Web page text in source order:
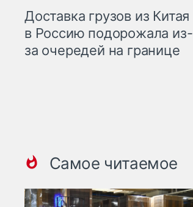
Доставка грузов из Китая
в Россию подорожала из-
за очередей на границе
Самое читаемое